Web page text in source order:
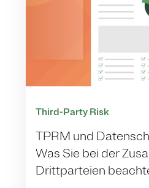
Third-Party Risk
TPRM und
Was Sie bei der
Drittparteien